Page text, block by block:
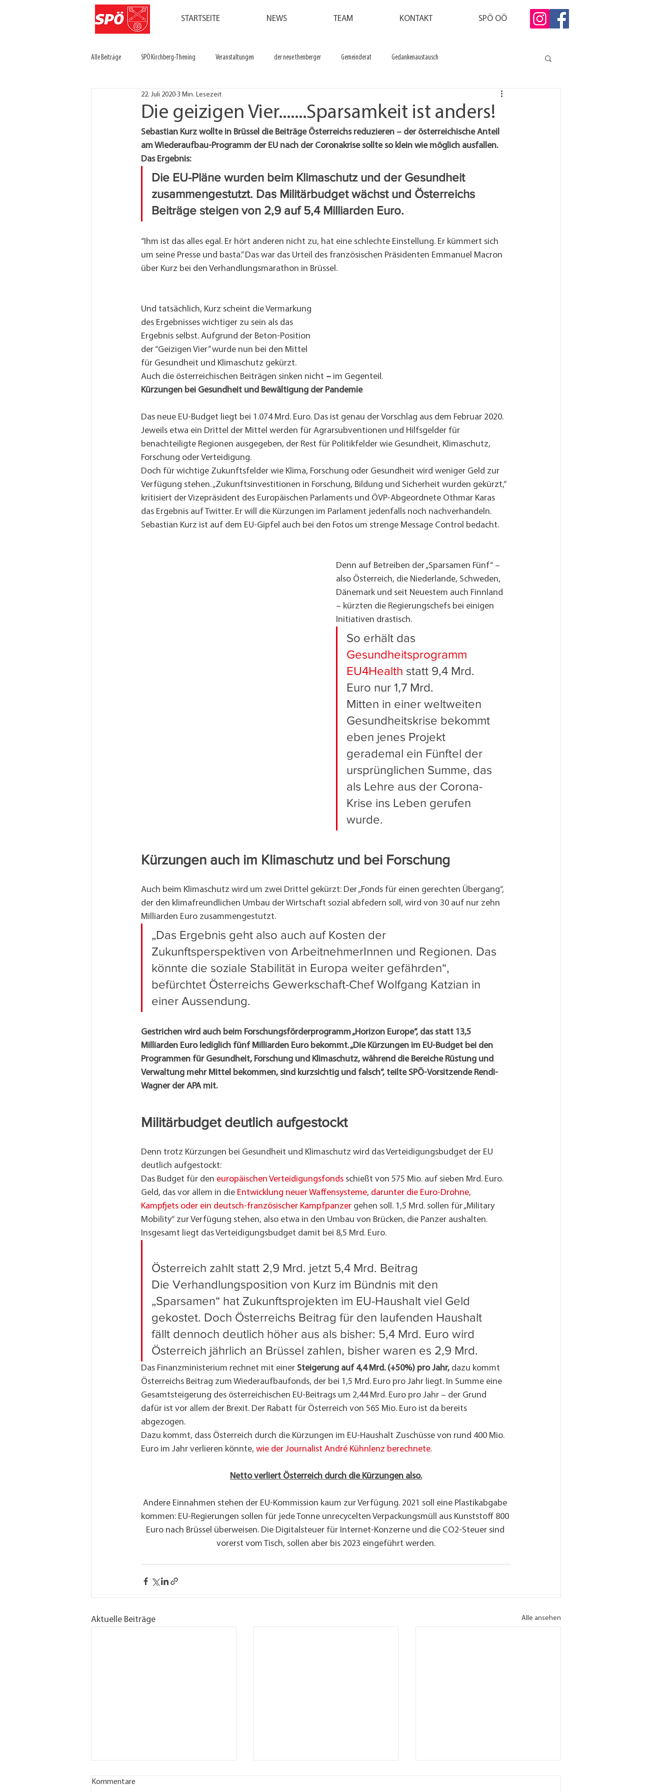
STARTSEITE NEWS TEAM KONTAKT SPÖ OÖ
Alle Beiträge SPÖ Kirchberg-Thening Veranstaltungen der neue thenberger Gemeinderat Gedankenaustausch
Die geizigen Vier.......Sparsamkeit ist anders!
22. Juli 2020 3 Min. Lesezeit
Sebastian Kurz wollte in Brüssel die Beiträge Österreichs reduzieren – der österreichische Anteil
am Wiederaufbau-Programm der EU nach der Coronakrise sollte so klein wie möglich ausfallen.
Das Ergebnis:
Die EU-Pläne wurden beim Klimaschutz und der Gesundheit
zusammengestutzt. Das Militärbudget wächst und Österreichs
Beiträge steigen von 2,9 auf 5,4 Milliarden Euro.
“Ihm ist das alles egal. Er hört anderen nicht zu, hat eine schlechte Einstellung. Er kümmert sich
um seine Presse und basta.” Das war das Urteil des französischen Präsidenten Emmanuel Macron
über Kurz bei den Verhandlungsmarathon in Brüssel.
Und tatsächlich, Kurz scheint die Vermarkung
des Ergebnisses wichtiger zu sein als das
Ergebnis selbst. Aufgrund der Beton-Position
der “Geizigen Vier” wurde nun bei den Mittel
für Gesundheit und Klimaschutz gekürzt.
Auch die österreichischen Beiträgen sinken nicht – im Gegenteil.
Kürzungen bei Gesundheit und Bewältigung der Pandemie
Das neue EU-Budget liegt bei 1.074 Mrd. Euro. Das ist genau der Vorschlag aus dem Februar 2020.
Jeweils etwa ein Drittel der Mittel werden für Agrarsubventionen und Hilfsgelder für
benachteiligte Regionen ausgegeben, der Rest für Politikfelder wie Gesundheit, Klimaschutz,
Forschung oder Verteidigung.
Doch für wichtige Zukunftsfelder wie Klima, Forschung oder Gesundheit wird weniger Geld zur
Verfügung stehen. „Zukunftsinvestitionen in Forschung, Bildung und Sicherheit wurden gekürzt,“
kritisiert der Vizepräsident des Europäischen Parlaments und ÖVP-Abgeordnete Othmar Karas
das Ergebnis auf Twitter. Er will die Kürzungen im Parlament jedenfalls noch nachverhandeln.
Sebastian Kurz ist auf dem EU-Gipfel auch bei den Fotos um strenge Message Control bedacht.
Denn auf Betreiben der „Sparsamen Fünf“ –
also Österreich, die Niederlande, Schweden,
Dänemark und seit Neuestem auch Finnland
– kürzten die Regierungschefs bei einigen
Initiativen drastisch.
So erhält das
Gesundheitsprogramm
EU4Health statt 9,4 Mrd.
Euro nur 1,7 Mrd.
Mitten in einer weltweiten
Gesundheitskrise bekommt
eben jenes Projekt
gerademal ein Fünftel der
ursprünglichen Summe, das
als Lehre aus der Corona-
Krise ins Leben gerufen
wurde.
Kürzungen auch im Klimaschutz und bei Forschung
Auch beim Klimaschutz wird um zwei Drittel gekürzt: Der „Fonds für einen gerechten Übergang“,
der den klimafreundlichen Umbau der Wirtschaft sozial abfedern soll, wird von 30 auf nur zehn
Milliarden Euro zusammengestutzt.
„Das Ergebnis geht also auch auf Kosten der
Zukunftsperspektiven von ArbeitnehmerInnen und Regionen. Das
könnte die soziale Stabilität in Europa weiter gefährden“,
befürchtet Österreichs Gewerkschaft-Chef Wolfgang Katzian in
einer Aussendung.
Gestrichen wird auch beim Forschungsförderprogramm „Horizon Europe“, das statt 13,5
Milliarden Euro lediglich fünf Milliarden Euro bekommt. „Die Kürzungen im EU-Budget bei den
Programmen für Gesundheit, Forschung und Klimaschutz, während die Bereiche Rüstung und
Verwaltung mehr Mittel bekommen, sind kurzsichtig und falsch“, teilte SPÖ-Vorsitzende Rendi-
Wagner der APA mit.
Militärbudget deutlich aufgestockt
Denn trotz Kürzungen bei Gesundheit und Klimaschutz wird das Verteidigungsbudget der EU
deutlich aufgestockt:
Das Budget für den europäischen Verteidigungsfonds schießt von 575 Mio. auf sieben Mrd. Euro.
Geld, das vor allem in die Entwicklung neuer Waffensysteme, darunter die Euro-Drohne,
Kampfjets oder ein deutsch-französischer Kampfpanzer gehen soll. 1,5 Mrd. sollen für „Military
Mobility“ zur Verfügung stehen, also etwa in den Umbau von Brücken, die Panzer aushalten.
Insgesamt liegt das Verteidigungsbudget damit bei 8,5 Mrd. Euro.
Österreich zahlt statt 2,9 Mrd. jetzt 5,4 Mrd. Beitrag
Die Verhandlungsposition von Kurz im Bündnis mit den
„Sparsamen“ hat Zukunftsprojekten im EU-Haushalt viel Geld
gekostet. Doch Österreichs Beitrag für den laufenden Haushalt
fällt dennoch deutlich höher aus als bisher: 5,4 Mrd. Euro wird
Österreich jährlich an Brüssel zahlen, bisher waren es 2,9 Mrd.
Das Finanzministerium rechnet mit einer Steigerung auf 4,4 Mrd. (+50%) pro Jahr, dazu kommt
Österreichs Beitrag zum Wiederaufbaufonds, der bei 1,5 Mrd. Euro pro Jahr liegt. In Summe eine
Gesamtsteigerung des österreichischen EU-Beitrags um 2,44 Mrd. Euro pro Jahr – der Grund
dafür ist vor allem der Brexit. Der Rabatt für Österreich von 565 Mio. Euro ist da bereits
abgezogen.
Dazu kommt, dass Österreich durch die Kürzungen im EU-Haushalt Zuschüsse von rund 400 Mio.
Euro im Jahr verlieren könnte, wie der Journalist André Kühnlenz berechnete.
Netto verliert Österreich durch die Kürzungen also.
Andere Einnahmen stehen der EU-Kommission kaum zur Verfügung. 2021 soll eine Plastikabgabe
kommen: EU-Regierungen sollen für jede Tonne unrecycelten Verpackungsmüll aus Kunststoff 800
Euro nach Brüssel überweisen. Die Digitalsteuer für Internet-Konzerne und die CO2-Steuer sind
vorerst vom Tisch, sollen aber bis 2023 eingeführt werden.
Aktuelle Beiträge Alle ansehen
Kommentare